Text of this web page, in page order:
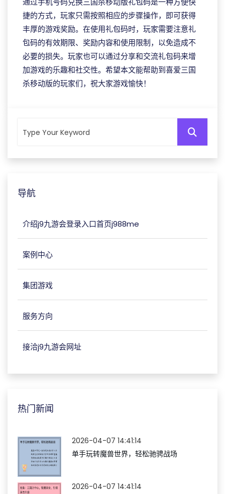
捷的方式，玩家只需按照相应的步骤操作，即可获得
丰厚的游戏奖励。在使用礼包码时，玩家需要注意礼
包码的有效期限、奖励内容和使用限制，以免造成不
必要的损失。玩家也可以通过分享和交流礼包码来增
加游戏的乐趣和社交性。希望本文能帮助到喜爱三国
杀移动版的玩家们，祝大家游戏愉快！
导航
介绍j9九游会登录入口首页j988me
案例中心
集团游戏
服务方向
接洽j9九游会网址
热门新闻
2026-04-07 14:41:14
单手玩转魔兽世界，轻松驰骋战场
2026-04-07 14:41:14